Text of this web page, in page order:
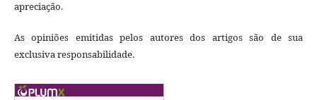
apreciação.
As opiniões emitidas pelos autores dos artigos são de sua
exclusiva responsabilidade.